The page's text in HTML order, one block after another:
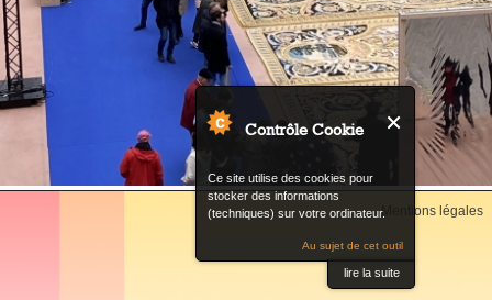
Contrôle Cookie
Ce site utilise des cookies pour
stocker des informations
(techniques) sur votre ordinateur.
Au sujet de cet outil
lire la suite
Mentions légales